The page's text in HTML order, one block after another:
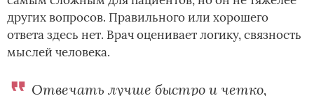
других вопросов. Правильного или хорошего
ответа здесь нет. Врач оценивает логику, связность
мыслей человека.
Отвечать лучше быстро и четко,